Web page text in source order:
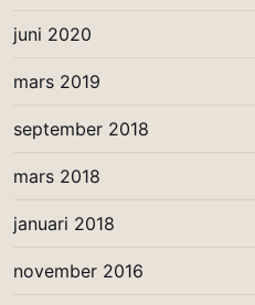
juni 2020
mars 2019
september 2018
mars 2018
januari 2018
november 2016